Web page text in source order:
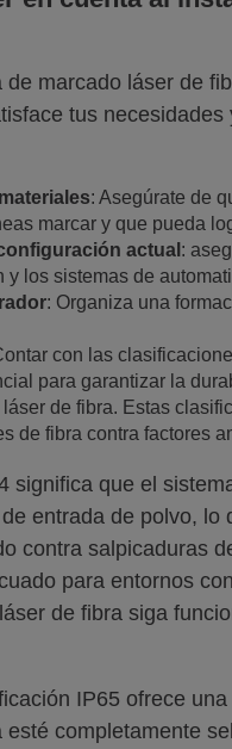
marcado láser de
tus
: Asegúrate de
marcar y que pueda
actual :
y los sistemas de
: Organiza una
con las
para garantizar la
de fibra. Estas
de fibra contra factores
significa que el
entrada de polvo,
contra salpicaduras
para entornos
de fibra siga
IP65 ofrece
esté completamente